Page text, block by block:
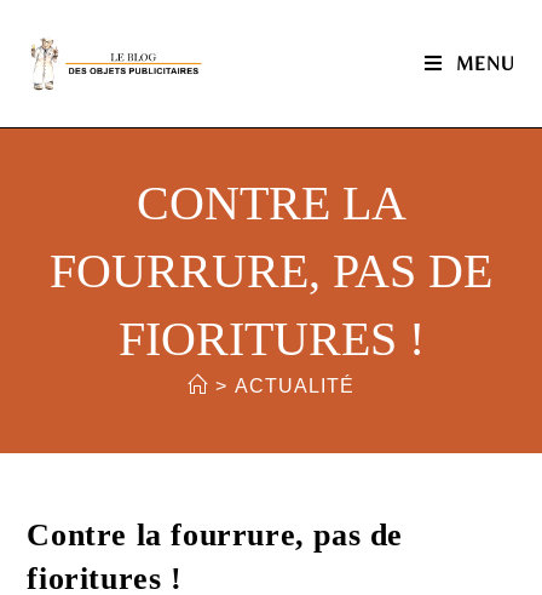
MENU
CONTRE LA
FOURRURE, PAS DE
FIORITURES !
> ACTUALITÉ
Contre la fourrure, pas de
fioritures !